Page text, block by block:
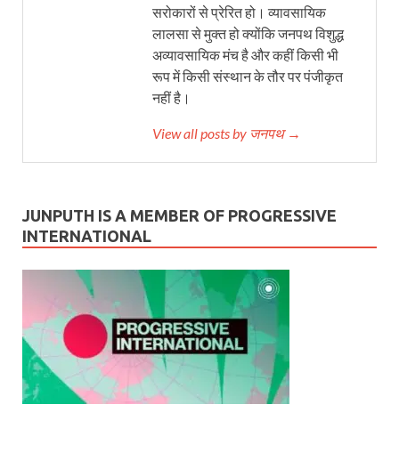
सरोकारों से प्रेरित हो। व्यावसायिक
लालसा से मुक्त हो क्योंकि जनपथ विशुद्ध
अव्यावसायिक मंच है और कहीं किसी भी
रूप में किसी संस्थान के तौर पर पंजीकृत
नहीं है।
View all posts by जनपथ →
JUNPUTH IS A MEMBER OF PROGRESSIVE
INTERNATIONAL